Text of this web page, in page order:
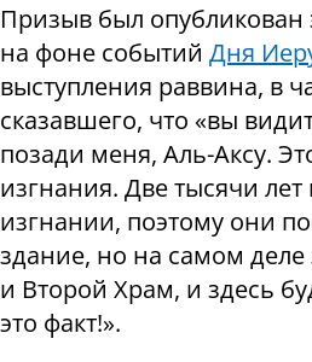
Призыв был опубликован
на фоне событий Дня
выступления раввина, в
сказавшего, что «вы
позади меня, Аль-Аксу.
изгнания. Две тысячи
изгнании, поэтому они
здание, но на самом
и Второй Храм, и здесь
это факт!».